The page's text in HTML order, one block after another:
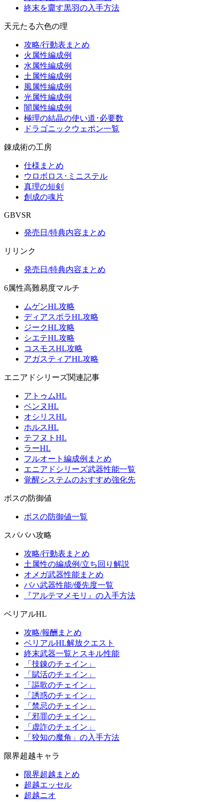
終末を齎す黒羽の入手方法
天元たる六色の理
攻略/行動表まとめ
火属性編成例
水属性編成例
土属性編成例
風属性編成例
光属性編成例
闇属性編成例
極理の結晶の使い道･必要数
ドラゴニックウェポン一覧
錬成術の工房
仕様まとめ
ウロボロス･ミニステル
真理の短剣
創成の魂片
GBVSR
発売日/特典内容まとめ
リリンク
発売日/特典内容まとめ
6属性高難易度マルチ
ムゲンHL攻略
ディアスポラHL攻略
ジークHL攻略
シエテHL攻略
コスモスHL攻略
アガスティアHL攻略
エニアドシリーズ関連記事
アトゥムHL
ベンヌHL
オシリスHL
ホルスHL
テフヌトHL
ラーHL
フルオート編成例まとめ
エニアドシリーズ武器性能一覧
覚醒システムのおすすめ強化先
ボスの防御値
ボスの防御値一覧
スパバハ攻略
攻略/行動表まとめ
土属性の編成例/立ち回り解説
オメガ武器性能まとめ
バハ武器性能/優先度一覧
『アルテマメモリ』の入手方法
ベリアルHL
攻略/報酬まとめ
ベリアルHL解放クエスト
終末武器一覧とスキル性能
「技錬のチェイン」
「賦活のチェイン」
「謳歌のチェイン」
「誘惑のチェイン」
「禁忌のチェイン」
「邪罪のチェイン」
「虚詐のチェイン」
「狡知の魔角」の入手方法
限界超越キャラ
限界超越まとめ
超越エッセル
超越ニオ